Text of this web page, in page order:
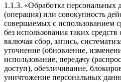
1.1.3. «Обработка персональных
(операция) или совокупность
совершаемых с использованием
без использования таких
включая сбор, запись,
уточнение (обновление,
использование, передачу
доступ), обезличивание,
уничтожение персональных